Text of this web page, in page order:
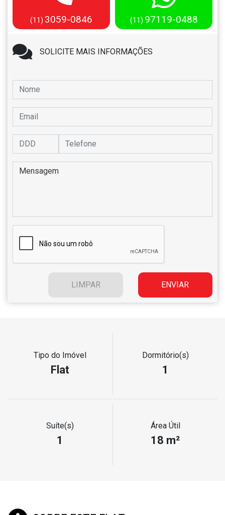
(11) 3059-0846 (11) 97119-0488
SOLICITE MAIS INFORMAÇÕES
Tipo do Imóvel
Flat
Dormitório(s)
1
Suíte(s)
1
Área Útil
18 m²